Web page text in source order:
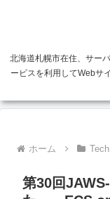
北海道札幌市在住、サー
ービスを利用してWebサ
ホーム Tech
第30回